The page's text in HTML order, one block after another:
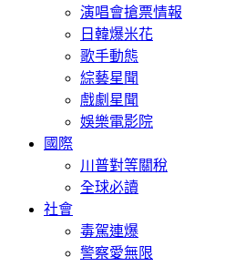
演唱會搶票情報
日韓爆米花
歌手動態
綜藝星聞
戲劇星聞
娛樂電影院
國際
川普對等關稅
全球必讀
社會
毒駕連爆
警察愛無限